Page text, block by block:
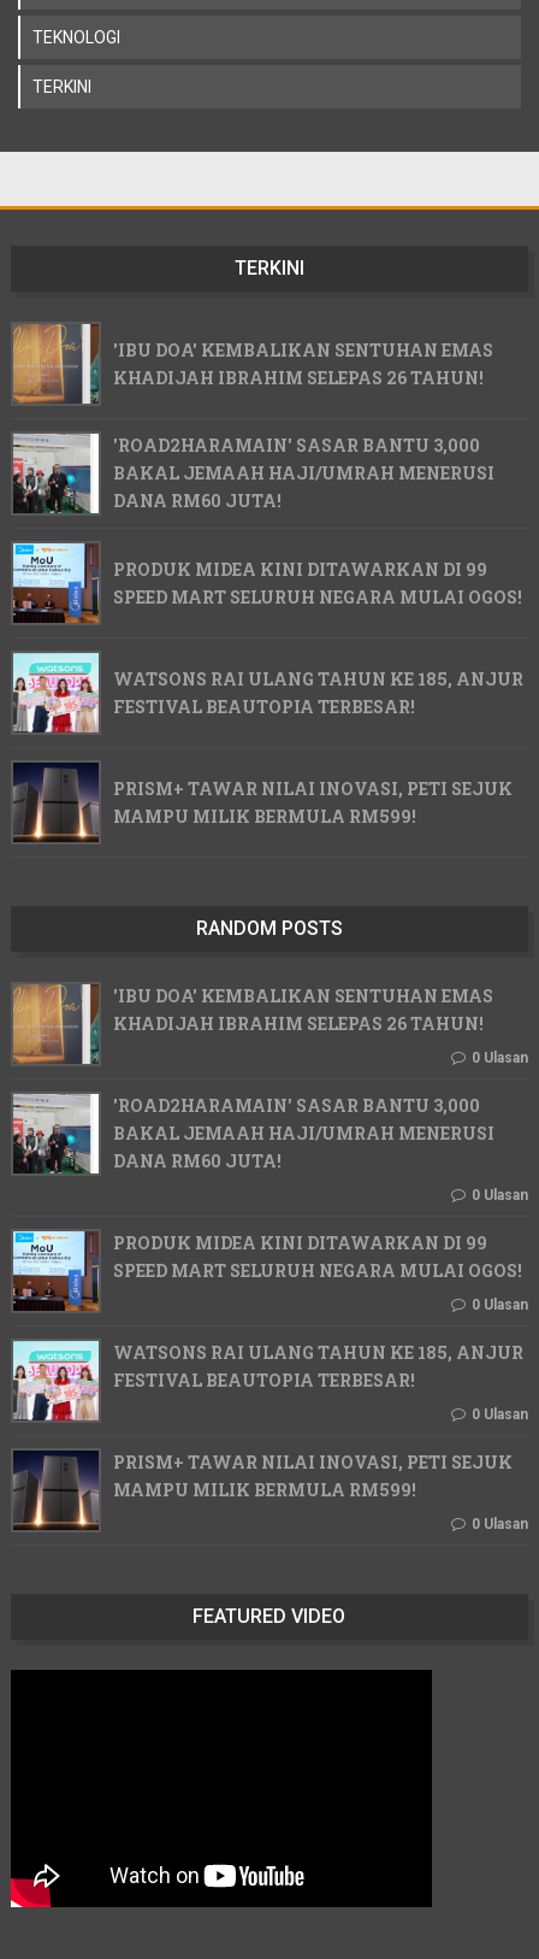
TEKNOLOGI
TERKINI
TERKINI
'IBU DOA' KEMBALIKAN SENTUHAN EMAS
KHADIJAH IBRAHIM SELEPAS 26 TAHUN!
'ROAD2HARAMAIN' SASAR BANTU 3,000
BAKAL JEMAAH HAJI/UMRAH MENERUSI
DANA RM60 JUTA!
PRODUK MIDEA KINI DITAWARKAN DI 99
SPEED MART SELURUH NEGARA MULAI OGOS!
WATSONS RAI ULANG TAHUN KE 185, ANJUR
FESTIVAL BEAUTOPIA TERBESAR!
PRISM+ TAWAR NILAI INOVASI, PETI SEJUK
MAMPU MILIK BERMULA RM599!
RANDOM POSTS
'IBU DOA' KEMBALIKAN SENTUHAN EMAS
KHADIJAH IBRAHIM SELEPAS 26 TAHUN!
0 Ulasan
'ROAD2HARAMAIN' SASAR BANTU 3,000
BAKAL JEMAAH HAJI/UMRAH MENERUSI
DANA RM60 JUTA!
0 Ulasan
PRODUK MIDEA KINI DITAWARKAN DI 99
SPEED MART SELURUH NEGARA MULAI OGOS!
0 Ulasan
WATSONS RAI ULANG TAHUN KE 185, ANJUR
FESTIVAL BEAUTOPIA TERBESAR!
0 Ulasan
PRISM+ TAWAR NILAI INOVASI, PETI SEJUK
MAMPU MILIK BERMULA RM599!
0 Ulasan
FEATURED VIDEO